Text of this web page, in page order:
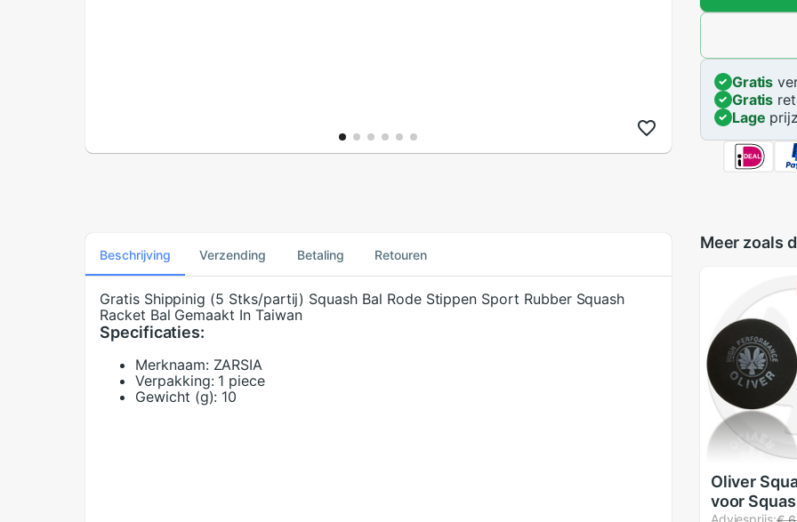
Gratis
Gratis
Lage
Beschrijving Verzending Betaling Retouren
Gratis Shippinig (5 Stks/partij) Squash Bal Rode Stippen Sport Rubber Squash
Racket Bal Gemaakt In Taiwan
Specificaties:
Merknaam: ZARSIA
Verpakking: 1 piece
Gewicht (g): 10
Meer zoals
Oliver
voor
Adviesprijs: